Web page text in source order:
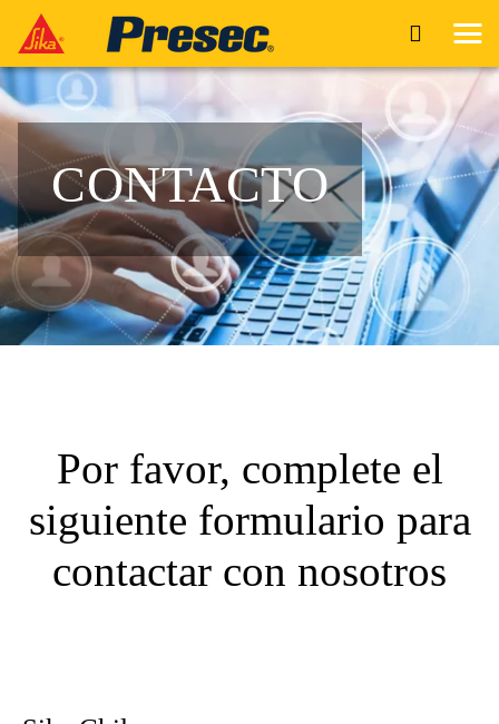
CONTACTO
Por favor, complete el
siguiente formulario para
contactar con nosotros